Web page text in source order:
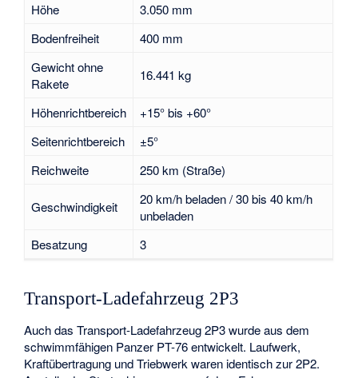
Höhe
3.050 mm
Bodenfreiheit
400 mm
Gewicht ohne
Rakete
16.441 kg
Höhenrichtbereich
+15° bis +60°
Seitenrichtbereich
±5°
Reichweite
250 km (Straße)
Geschwindigkeit
20 km/h beladen / 30 bis 40 km/h
unbeladen
Besatzung
3
Transport-Ladefahrzeug 2P3
Auch das Transport-Ladefahrzeug 2P3 wurde aus dem
schwimmfähigen Panzer PT-76 entwickelt. Laufwerk,
Kraftübertragung und Triebwerk waren identisch zur 2P2.